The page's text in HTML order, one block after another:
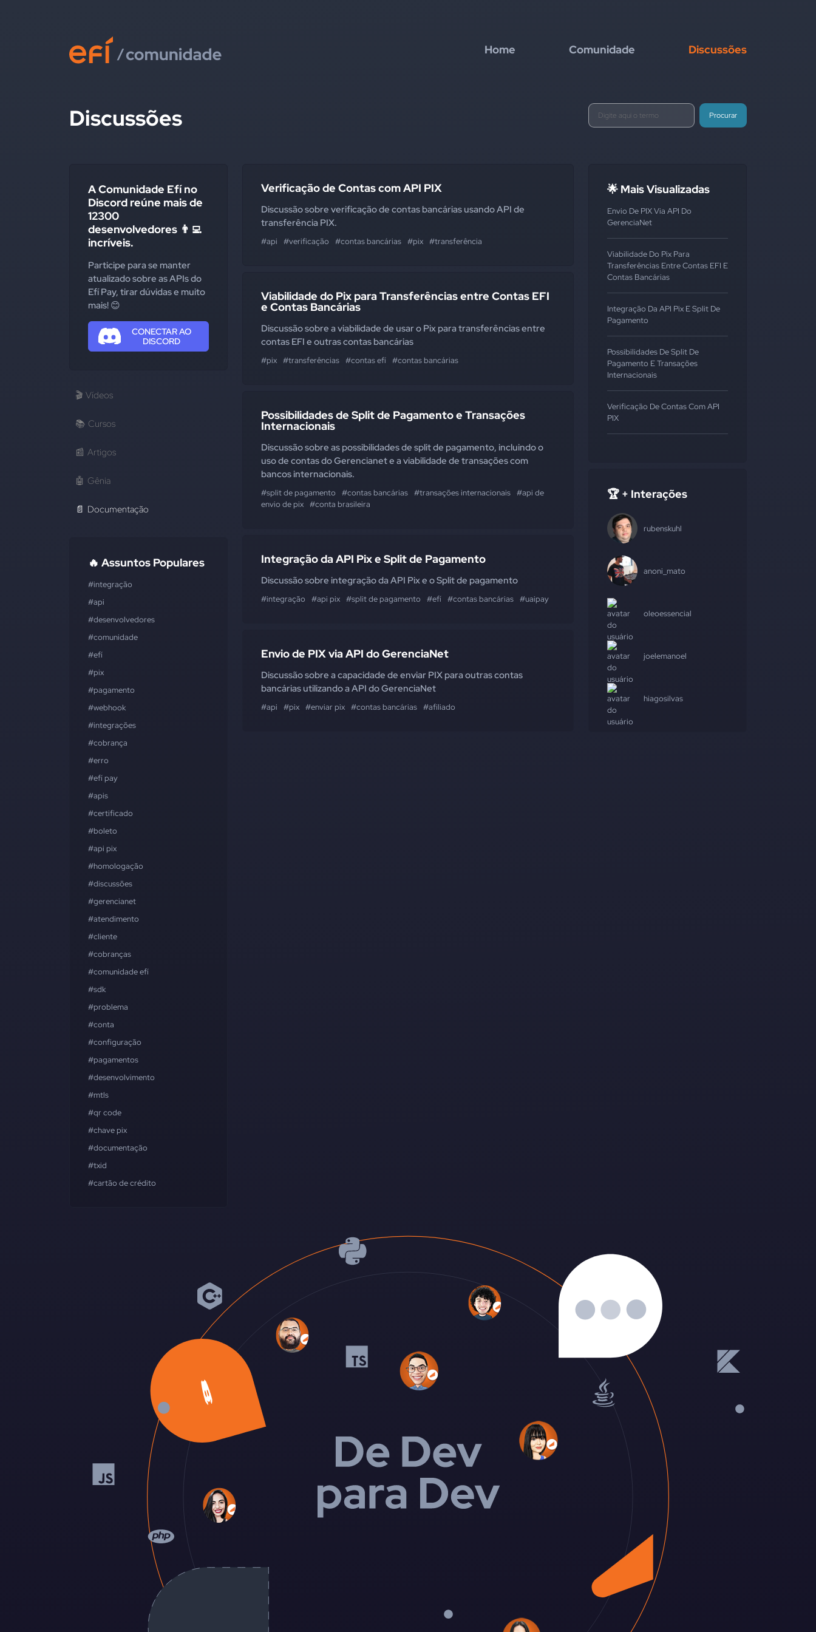
Home Comunidade Discussões
Discussões Procurar
A Comunidade Efí no
Discord reúne mais de
12300
desenvolvedores 👨‍💻
incríveis.
Participe para se manter
atualizado sobre as APIs do
Efí Pay, tirar dúvidas e muito
mais! 😊
CONECTAR AO
DISCORD
🎬 Vídeos
📚 Cursos
📰 Artigos
🤖 Gênia
📄 Documentação
🔥 Assuntos Populares
#integração
#api
#desenvolvedores
#comunidade
#efí
#pix
#pagamento
#webhook
#integrações
#cobrança
#erro
#efí pay
#apis
#certificado
#boleto
#api pix
#homologação
#discussões
#gerencianet
#atendimento
#cliente
#cobranças
#comunidade efí
#sdk
#problema
#conta
#configuração
#pagamentos
#desenvolvimento
#mtls
#qr code
#chave pix
#documentação
#txid
#cartão de crédito
Verificação de Contas com API PIX
Discussão sobre verificação de contas bancárias usando API de
transferência PIX.
#api #verificação #contas bancárias #pix #transferência
Viabilidade do Pix para Transferências entre Contas EFI
e Contas Bancárias
Discussão sobre a viabilidade de usar o Pix para transferências entre
contas EFI e outras contas bancárias
#pix #transferências #contas efí #contas bancárias
Possibilidades de Split de Pagamento e Transações
Internacionais
Discussão sobre as possibilidades de split de pagamento, incluindo o
uso de contas do Gerencianet e a viabilidade de transações com
bancos internacionais.
#split de pagamento #contas bancárias #transações internacionais #api de
envio de pix #conta brasileira
Integração da API Pix e Split de Pagamento
Discussão sobre integração da API Pix e o Split de pagamento
#integração #api pix #split de pagamento #efí #contas bancárias #uaipay
Envio de PIX via API do GerenciaNet
Discussão sobre a capacidade de enviar PIX para outras contas
bancárias utilizando a API do GerenciaNet
#api #pix #enviar pix #contas bancárias #afiliado
🌟 Mais Visualizadas
Envio De PIX Via API Do
GerenciaNet
Viabilidade Do Pix Para
Transferências Entre Contas EFI E
Contas Bancárias
Integração Da API Pix E Split De
Pagamento
Possibilidades De Split De
Pagamento E Transações
Internacionais
Verificação De Contas Com API
PIX
🏆 + Interações
rubenskuhl
anoni_mato
oleoessencial
joelemanoel
hiagosilvas